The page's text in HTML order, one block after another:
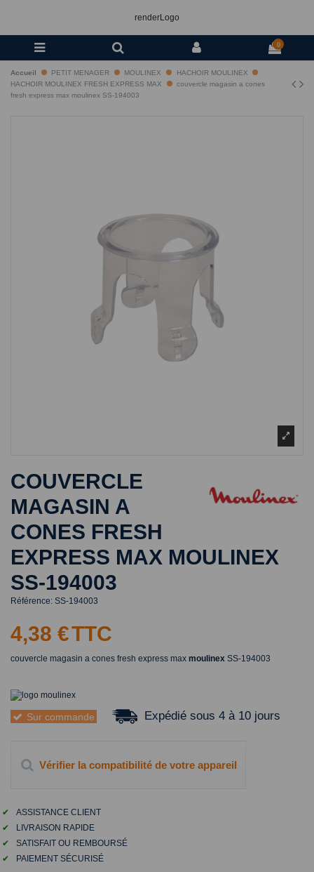
renderLogo
0
Accueil PETIT MENAGER MOULINEX
HACHOIR MOULINEX
HACHOIR MOULINEX FRESH EXPRESS MAX
couvercle magasin a cones
fresh express max moulinex SS-194003
COUVERCLE
MAGASIN A
CONES FRESH
EXPRESS MAX MOULINEX
SS-194003
Référence: SS-194003
4,38 €TTC
couvercle magasin a cones fresh express max moulinex SS-194003
Sur commande Expédié sous 4 à 10 jours
Vérifier la compatibilité de votre appareil
✔
ASSISTANCE CLIENT
✔
LIVRAISON RAPIDE
✔
SATISFAIT OU REMBOURSÉ
✔
PAIEMENT SÉCURISÉ